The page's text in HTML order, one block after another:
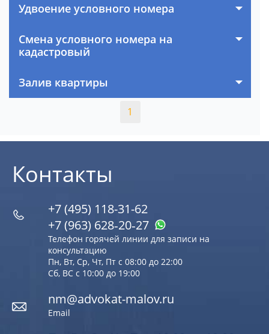
Удвоение условного номера
Смена условного номера на
кадастровый
Залив квартиры
1
Контакты
+7 (495) 118-31-62
+7 (963) 628‑20‑27
Телефон горячей линии для записи на
консультацию
Пн, Вт, Ср, Чт, Пт с 08:00 до 22:00
Сб, ВС с 10:00 до 19:00
nm@advokat-malov.ru
Email